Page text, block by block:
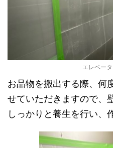
エレベー
お品物を搬出する際、何
せていただきますので、
しっかりと養生を行い、